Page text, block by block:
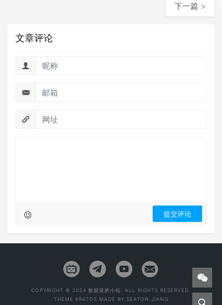
下一篇 >
文章评论
COPYRIGHT © 2024 捡屁笑的小站. ALL RIGHTS RESERVED.
THEME KRATOS MADE BY SEATON JIANG